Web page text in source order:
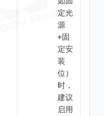
定光
源
+固
定安
装
位）
时，
建议
启用